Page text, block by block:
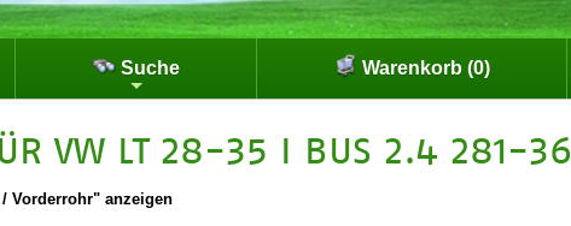
Suche Warenkorb (0)
VW LT 28-35 I BUS 2.4 281-
Vorderrohr" anzeigen